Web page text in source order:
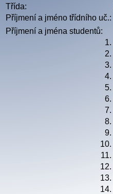
Třída:
Příjmení a jméno třídního uč.:
Příjmení a jména studentů:
1.
2.
3.
4.
5.
6.
7.
8.
9.
10.
11.
12.
13.
14.